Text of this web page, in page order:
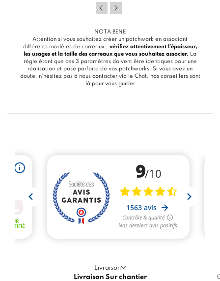
NOTA BENE
Attention si vous souhaitez créer un patchwork en associant
différents modèles de carreaux , vérifiez attentivement l’épaisseur,
les usages et la taille des carreaux que vous souhaitez associer. La
règle étant que ces 3 paramètres doivent être identiques pour une
réalisation et pose parfaite de vos patchworks. Si vous avez un
doute, n’hésitez pas à nous contacter via le Chat, nos conseillers sont
là pour vous guider
Livraison
Livraison Sur chantier